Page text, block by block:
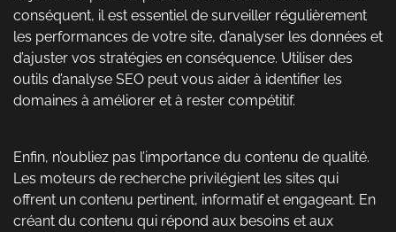
conséquent, il est essentiel de surveiller régulièrement
les performances de votre site, d’analyser les données et
d’ajuster vos stratégies en conséquence. Utiliser des
outils d’analyse SEO peut vous aider à identifier les
domaines à améliorer et à rester compétitif.
Enfin, n’oubliez pas l’importance du contenu de qualité.
Les moteurs de recherche privilégient les sites qui
offrent un contenu pertinent, informatif et engageant. En
créant du contenu qui répond aux besoins et aux